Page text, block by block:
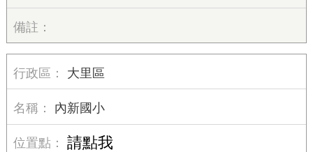
大里區
內新國小
請點我